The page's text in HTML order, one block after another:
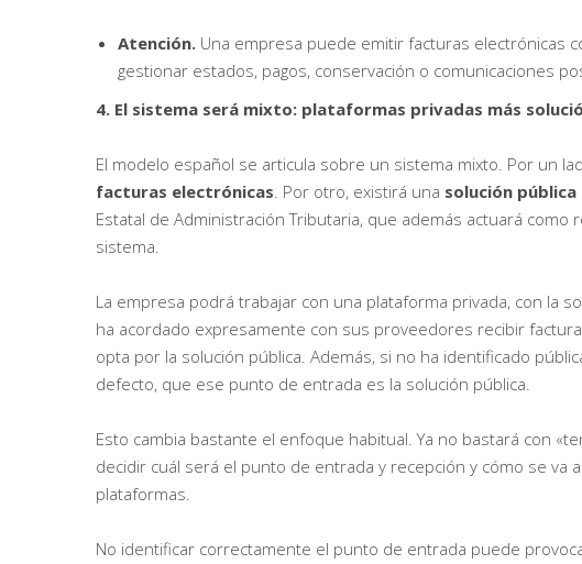
Atención. Una empresa puede emitir facturas electrónicas
gestionar estados, pagos, conservación o comunicaciones
4. El sistema será mixto: plataformas privadas más
El modelo español se articula sobre un sistema mixto. Por un
facturas electrónicas. Por otro, existirá una solución
Estatal de Administración Tributaria, que además actuará
sistema.
La empresa podrá trabajar con una plataforma privada, con la
ha acordado expresamente con sus proveedores recibir
opta por la solución pública. Además, si no ha identificado
defecto, que ese punto de entrada es la solución pública.
Esto cambia bastante el enfoque habitual. Ya no bastará con
decidir cuál será el punto de entrada y recepción y cómo se va
plataformas.
No identificar correctamente el punto de entrada puede